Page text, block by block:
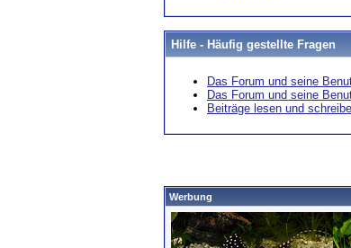
Hilfe - Häufig gestellte Fragen
Das Forum und seine
Das Forum und seine
Beiträge lesen und
Werbung